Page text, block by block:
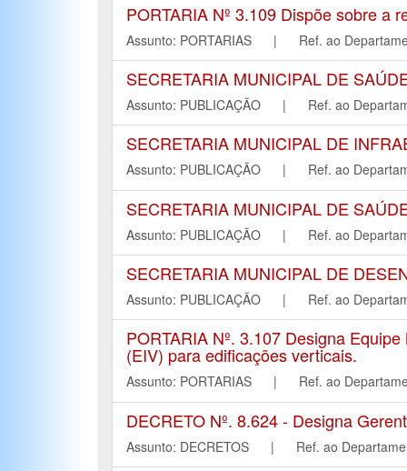
PORTARIA Nº 3.109 Dispõe sobre a
Assunto: PORTARIAS | Ref. ao
SECRETARIA MUNICIPAL DE
Assunto: PUBLICAÇÃO | Ref. ao
SECRETARIA MUNICIPAL DE
Assunto: PUBLICAÇÃO | Ref. ao
SECRETARIA MUNICIPAL DE
Assunto: PUBLICAÇÃO | Ref. ao
SECRETARIA MUNICIPAL DE
Assunto: PUBLICAÇÃO | Ref. ao
PORTARIA Nº. 3.107 Designa
(EIV) para edificações verticais.
Assunto: PORTARIAS | Ref. ao
DECRETO Nº. 8.624 - Designa
Assunto: DECRETOS | Ref. ao